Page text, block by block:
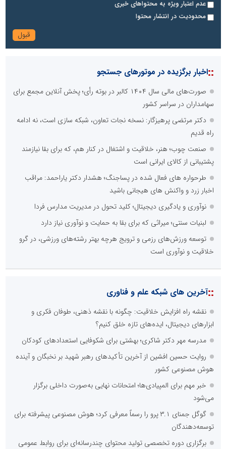
عدم اعتبار ویژه به محتواهای خبری
محدودیت در انتشار محتوا
::اخبار برگزیده در موتورهای جستجو
صورت‌های مالی سال ۱۴۰۴ کالبر در بوته رأی؛ پخش آنلاین مجمع برای
سهامداران در سراسر کشور
دکتر مرتضی پرهیزگار: نسخه نجات تعاون، شبکه سازی است، نه ادامه
راه قدیم
صنعت چوب؛ هنر، خلاقیت و اشتغال در کنار هم، که برای بقا نیازمند
پشتیبانی از کالای ایرانی است
طرحواره های فعال شده در پساجنگ؛ هشدار دکتر یاراحمد: مراقب
اخبار زرد و واکنش های هیجانی باشید
نوآوری و یادگیری دیجیتال؛ کلید تحول در مدیریت مدارس فردا
لبنیات سنتی؛ میراثی که برای بقا به حمایت و نوآوری نیاز دارد
توسعه ورزش‌های رزمی و ترویج هرچه بهتر رشته‌های ورزشی، در گرو
خلاقیت و نوآوری است
::آخرین های شبکه علم و فناوری
نقشه راه افزایش خلاقیت: چگونه با نقشه ذهنی، طوفان فکری و
ابزارهای دیجیتال، ایده‌های تازه خلق کنیم؟
مدرسه مهر دکتر شاکری؛ بهشتی برای شکوفایی استعدادهای کودکان
روایت حسین افشین از آخرین تأکیدهای رهبر شهید بر نخبگان و آینده
هوش مصنوعی کشور
خبر مهم برای المپیادی‌ها؛ امتحانات نهایی به‌صورت داخلی برگزار
می‌شود
گوگل جمنای ۳.۱ پرو را رسماً معرفی کرد؛ هوش مصنوعی پیشرفته برای
توسعه‌دهندگان
برگزاری دوره تخصصی تولید محتوای چندرسانه‌ای برای روابط عمومی